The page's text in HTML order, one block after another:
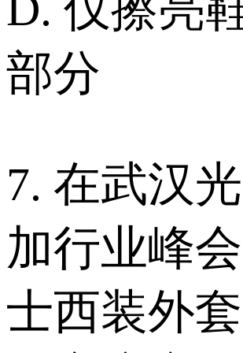
部分
7. 在武汉
加行业峰
士西装外